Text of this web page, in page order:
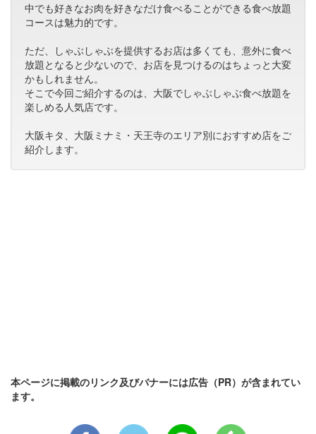
中でも好きなお肉を好きなだけ食べることができる食べ放題
コースは魅力的です。
ただ、しゃぶしゃぶを提供するお店は多くても、意外に食べ
放題となると少ないので、お店を見つけるのはちょっと大変
かもしれません。
そこで今回ご紹介するのは、大阪でしゃぶしゃぶ食べ放題を
楽しめる人気店です。
大阪キタ、大阪ミナミ・天王寺のエリア別におすすめ店をご
紹介します。
本ページに掲載のリンク及びバナーには広告（PR）が含まれてい
ます。